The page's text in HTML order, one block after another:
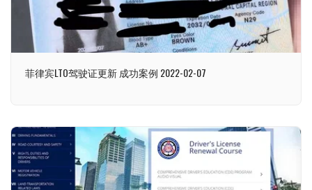
菲律宾LTO驾驶证更新 成功案例 2022-02-07